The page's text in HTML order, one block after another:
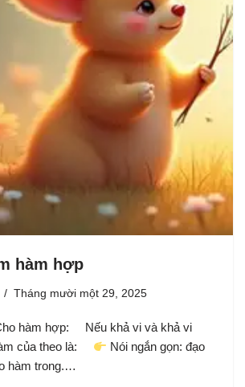
hàm hợp
Tháng mười một 29, 2025
hàm hợp: Nếu khả vi và khả vi
của theo là:
Nói ngắn gọn: đạo
hàm trong.…